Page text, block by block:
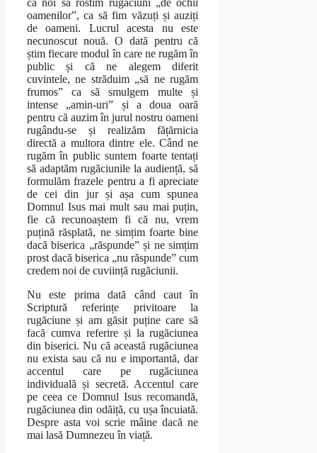
ca noi să rostim rugăciuni „de ochii
oamenilor”, ca să fim văzuți și auziți
de oameni. Lucrul acesta nu este
necunoscut nouă. O dată pentru că
știm fiecare modul în care ne rugăm în
public și că ne alegem diferit
cuvintele, ne străduim „să ne rugăm
frumos” ca să smulgem multe și
intense „amin-uri” și a doua oară
pentru că auzim în jurul nostru oameni
rugându-se și realizăm fățărnicia
directă a multora dintre ele. Când ne
rugăm în public suntem foarte tentați
să adaptăm rugăciunile la audiență, să
formulăm frazele pentru a fi apreciate
de cei din jur și așa cum spunea
Domnul Isus mai mult sau mai puțin,
fie că recunoaștem fi că nu, vrem
puțină răsplată, ne simțim foarte bine
dacă biserica „răspunde” și ne simțim
prost dacă biserica „nu răspunde” cum
credem noi de cuviință rugăciunii.
Nu este prima dată când caut în
Scriptură referințe privitoare la
rugăciune și am găsit puține care să
facă cumva referire și la rugăciunea
din biserici. Nu că această rugăciunea
nu exista sau că nu e importantă, dar
accentul care pe rugăciunea
individuală și secretă. Accentul care
pe ceea ce Domnul Isus recomandă,
rugăciunea din odăiță, cu ușa încuiată.
Despre asta voi scrie mâine dacă ne
mai lasă Dumnezeu în viață.